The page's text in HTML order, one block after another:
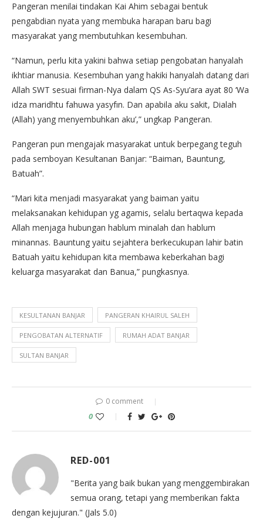
Pangeran menilai tindakan Kai Ahim sebagai bentuk
pengabdian nyata yang membuka harapan baru bagi
masyarakat yang membutuhkan kesembuhan.
“Namun, perlu kita yakini bahwa setiap pengobatan hanyalah
ikhtiar manusia. Kesembuhan yang hakiki hanyalah datang dari
Allah SWT sesuai firman-Nya dalam QS As-Syu’ara ayat 80 ‘Wa
idza maridhtu fahuwa yasyfın. Dan apabila aku sakit, Dialah
(Allah) yang menyembuhkan aku’,” ungkap Pangeran.
Pangeran pun mengajak masyarakat untuk berpegang teguh
pada semboyan Kesultanan Banjar: “Baiman, Bauntung,
Batuah”.
“Mari kita menjadi masyarakat yang baiman yaitu
melaksanakan kehidupan yg agamis, selalu bertaqwa kepada
Allah menjaga hubungan hablum minalah dan hablum
minannas. Bauntung yaitu sejahtera berkecukupan lahir batin
Batuah yaitu kehidupan kita membawa keberkahan bagi
keluarga masyarakat dan Banua,” pungkasnya.
KESULTANAN BANJAR PANGERAN KHAIRUL SALEH
PENGOBATAN ALTERNATIF RUMAH ADAT BANJAR
SULTAN BANJAR
0 comment
0
RED-001
"Berita yang baik bukan yang menggembirakan
semua orang, tetapi yang memberikan fakta
dengan kejujuran." (Jals 5.0)